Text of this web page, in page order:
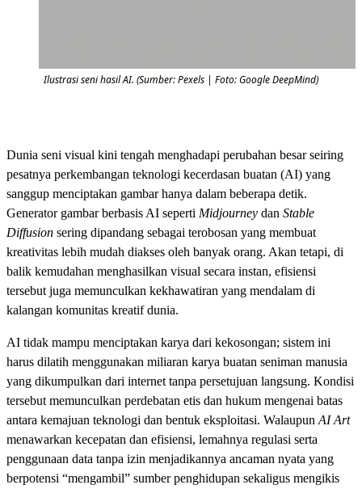
Ilustrasi seni hasil AI. (Sumber: Pexels | Foto: Google DeepMind)
Dunia seni visual kini tengah menghadapi perubahan besar seiring
pesatnya perkembangan teknologi kecerdasan buatan (AI) yang
sanggup menciptakan gambar hanya dalam beberapa detik.
Generator gambar berbasis AI seperti Midjourney dan Stable
Diffusion sering dipandang sebagai terobosan yang membuat
kreativitas lebih mudah diakses oleh banyak orang. Akan tetapi, di
balik kemudahan menghasilkan visual secara instan, efisiensi
tersebut juga memunculkan kekhawatiran yang mendalam di
kalangan komunitas kreatif dunia.
AI tidak mampu menciptakan karya dari kekosongan; sistem ini
harus dilatih menggunakan miliaran karya buatan seniman manusia
yang dikumpulkan dari internet tanpa persetujuan langsung. Kondisi
tersebut memunculkan perdebatan etis dan hukum mengenai batas
antara kemajuan teknologi dan bentuk eksploitasi. Walaupun AI Art
menawarkan kecepatan dan efisiensi, lemahnya regulasi serta
penggunaan data tanpa izin menjadikannya ancaman nyata yang
berpotensi “mengambil” sumber penghidupan sekaligus mengikis